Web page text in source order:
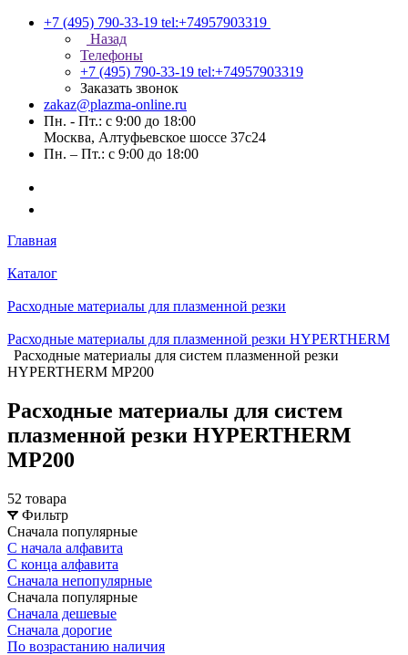
+7 (495) 790-33-19 tel:+74957903319
Назад
Телефоны
+7 (495) 790-33-19 tel:+74957903319
Заказать звонок
zakaz@plazma-online.ru
Пн. - Пт.: с 9:00 до 18:00
Москва, Алтуфьевское шоссе 37с24
Пн. – Пт.: с 9:00 до 18:00
Главная
Каталог
Расходные материалы для плазменной резки
Расходные материалы для плазменной резки HYPERTHERM
Расходные материалы для систем плазменной резки
HYPERTHERM MP200
Расходные материалы для систем
плазменной резки HYPERTHERM
MP200
52 товара
Фильтр
Сначала популярные
С начала алфавита
С конца алфавита
Сначала непопулярные
Сначала популярные
Сначала дешевые
Сначала дорогие
По возрастанию наличия